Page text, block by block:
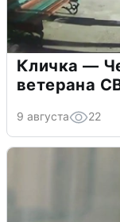
Кличка —
ветерана
9 августа 22